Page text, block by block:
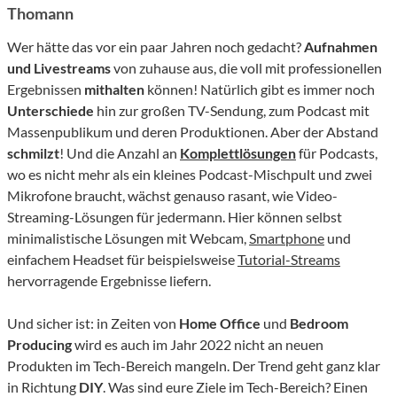
Thomann
Wer hätte das vor ein paar Jahren noch gedacht?Aufnahmen
und Livestreamsvon zuhause aus, die voll mit professionellen
Ergebnissen mithalten können! Natürlich gibt es immer noch
Unterschiede hin zur großen TV-Sendung, zum Podcast mit
Massenpublikum und deren Produktionen. Aber der Abstand
schmilzt! Und die Anzahl an Komplettlösungenfür Podcasts,
wo es nicht mehr als ein kleines Podcast-Mischpult und zwei
Mikrofone braucht, wächst genauso rasant, wie Video-
Streaming-Lösungen für jedermann. Hier können selbst
minimalistische Lösungen mit Webcam,Smartphone und
einfachem Headset für beispielsweiseTutorial-Streams
hervorragende Ergebnisse liefern.
Und sicher ist: in Zeiten von Home Office und Bedroom
Producingwird es auch im Jahr 2022 nicht an neuen
Produkten im Tech-Bereich mangeln. Der Trend geht ganz klar
in Richtung DIY. Was sind eure Ziele im Tech-Bereich? Einen